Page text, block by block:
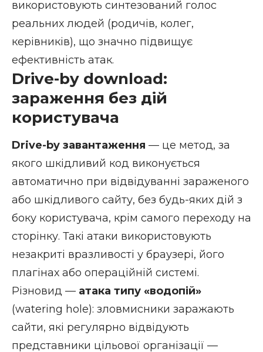
використовують синтезований голос
реальних людей (родичів, колег,
керівників), що значно підвищує
ефективність атак.
Drive-by download:
зараження без дій
користувача
Drive-by завантаження — це метод, за
якого шкідливий код виконується
автоматично при відвідуванні зараженого
або шкідливого сайту, без будь-яких дій з
боку користувача, крім самого переходу на
сторінку. Такі атаки використовують
незакриті вразливості у браузері, його
плагінах або операційній системі.
Різновид — атака типу «водопій»
(watering hole): зловмисники заражають
сайти, які регулярно відвідують
представники цільової організації —